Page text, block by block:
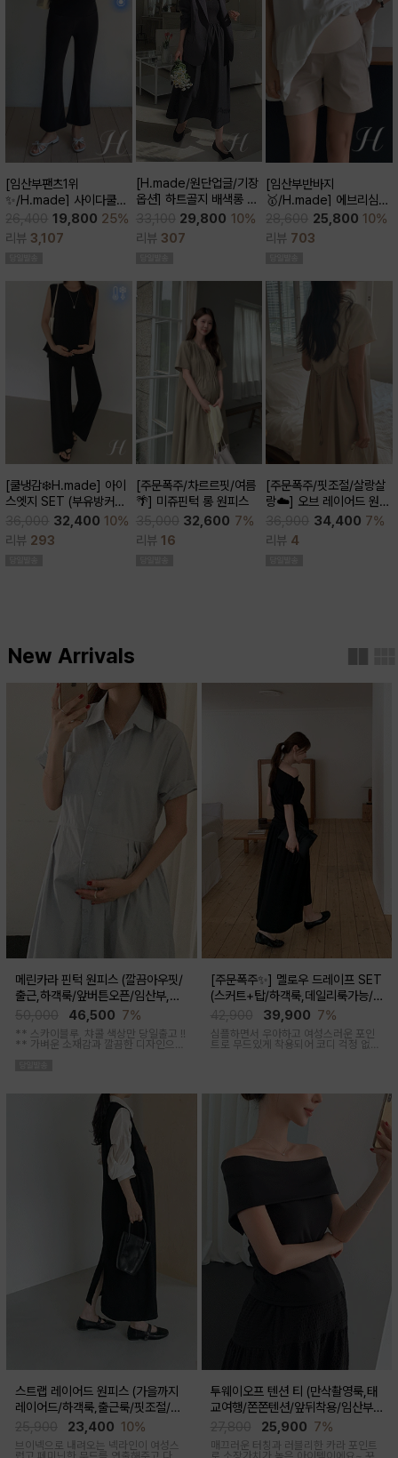
[임산부팬츠1위
✨/H.made] 사이다쿨링
부츠컷 팬츠 (키작/보통/키
큰)
19,800 25%
리뷰 3,107
[H.made/원단업글/기장
옵션] 하트골지 배색롱 원
29,800 10%
리뷰 307
[임산부반바지
🥇/H.made] 에브리심플
25,800 10%
리뷰 703
[쿨냉감❄️H.made] 아이
스엣지 SET (부유방커버/
쿨세트/코디활용굿/출근
룩,데일리룩)
32,400 10%
리뷰 293
[주문폭주/차르르핏/여름
🌴] 미쥬핀턱 롱 원피스
32,600 7%
리뷰 16
[주문폭주/핏조절/살랑살
랑☁️] 오브 레이어드 원피
34,400 7%
리뷰 4
New Arrivals
메린카라 핀턱 원피스 (깔끔아우핏/
출근,하객룩/앞버튼오픈/임산부,출
산후 착용가능)46,500 7%
** 스카이블루, 챠콜 색상만 당일출고 !!
** 가벼운 소재감과 깔끔한 디자인으로
[주문폭주✨] 멜로우 드레이프 SET
(스커트+탑/하객룩,데일리룩가능/
임산부,출산후 착용가능)
39,900 7%
심플하면서 우아하고 여성스러운 포인
트로 무드있게 착용되어 코디 걱정 없는
스트랩 레이어드 원피스 (가을까지
레이어드/하객룩,출근룩/핏조절/임
산부,출산후 착용가능)
23,400 10%
브이넥으로 내려오는 넥라인이 여성스
투웨이오프 텐션 티 (만삭촬영룩,태
교여행/쫀쫀텐션/앞뒤착용/임산부,
출산후 착용가능)
25,900 7%
매끄러운 터칭과 러블리한 카라 포인트